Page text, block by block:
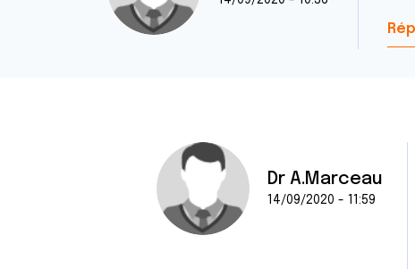
Dr A.Marceau
14/09/2020 - 11:59